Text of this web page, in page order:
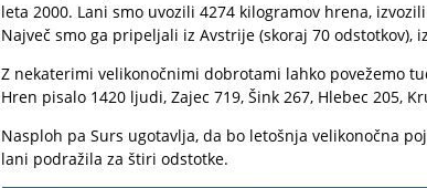
leta 2000. Lani smo uvozili 4274 kilogramov hrena,
Največ smo ga pripeljali iz Avstrije (skoraj 70 odstotkov),
Z nekaterimi velikonočnimi dobrotami lahko povežemo
Hren pisalo 1420 ljudi, Zajec 719, Šink 267, Hlebec 205,
Nasploh pa Surs ugotavlja, da bo letošnja velikonočna
lani podražila za štiri odstotke.